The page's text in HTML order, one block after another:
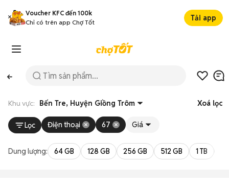
Voucher KFC đến 100k
Chỉ có trên app Chợ Tốt
Tải app
Khu vực: Bến Tre, Huyện Giồng Trôm Xoá lọc
Lọc Điện thoại 67 Giá
Dung lượng: 64 GB 128 GB 256 GB 512 GB 1 TB